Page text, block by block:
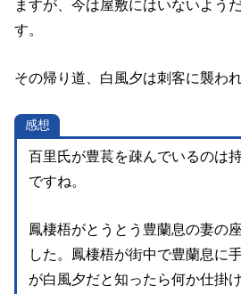
ますが、今は屋敷にはいないよう
す。
その帰り道、白風夕は刺客に襲わ
感想
百里氏が豊萇を疎んでいるのは
ですね。
鳳棲梧がとうとう豊蘭息の妻の
した。鳳棲梧が街中で豊蘭息に
が白風夕だと知ったら何か仕掛